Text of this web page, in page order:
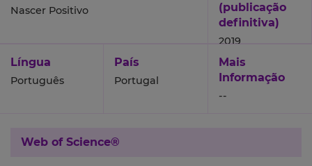
Nascer Positivo
(publicação
definitiva)
2019
Língua
Português
País
Portugal
Mais
Informação
--
Web of Science®